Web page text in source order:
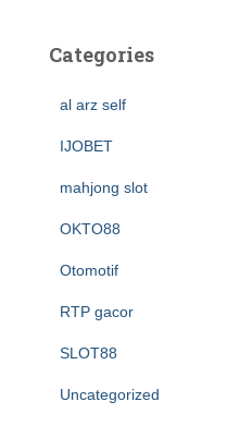
Categories
al arz self
IJOBET
mahjong slot
OKTO88
Otomotif
RTP gacor
SLOT88
Uncategorized